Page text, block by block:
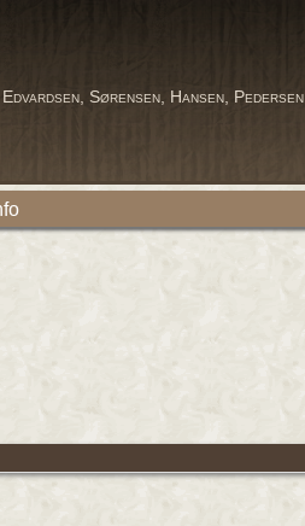
Sørensen, Hansen, Pedersen